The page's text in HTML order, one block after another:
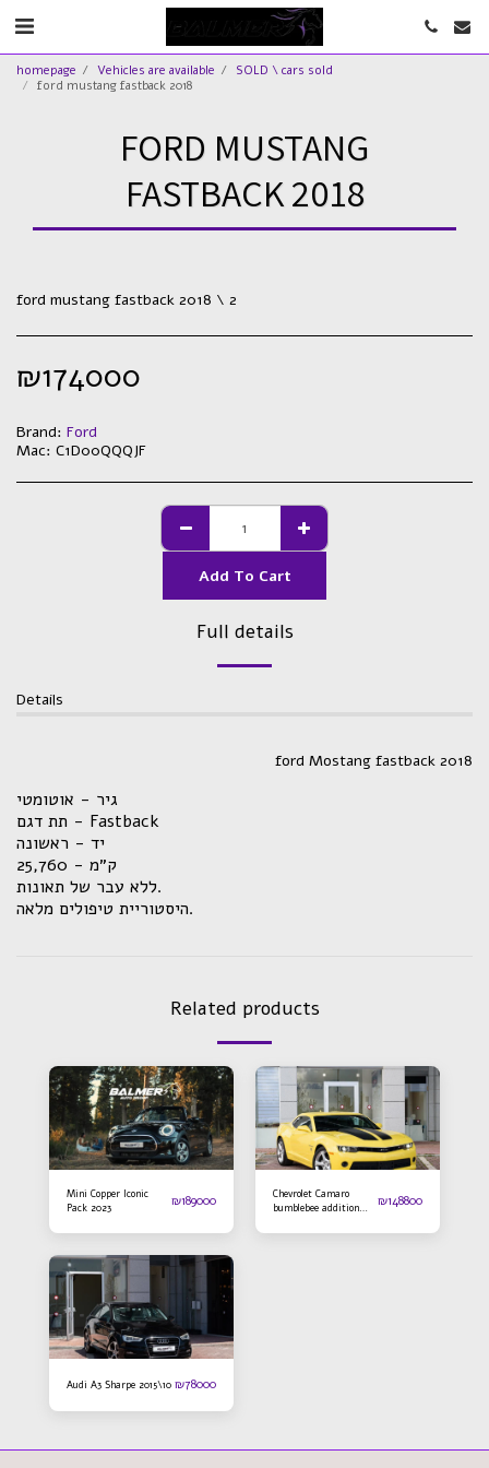
homepage Vehicles are available
SOLD \ cars sold
ford mustang fastback 2018
FORD MUSTANG
FASTBACK 2018
ford mustang fastback 2018 \ 2
₪174000
Brand: Ford
Mac: C1D00QQQJF
Add To Cart
Full details
Details
ford Mostang fastback 2018
תת דגם - Fastback
ללא עבר של תאונות.
היסטוריית טיפולים מלאה.
Related products
Mini Copper Iconic
Pack 2023
₪189000
Chevrolet Camaro
bumblebee addition
₪148800
Audi A3 Sharpe 2015\10 ₪78000